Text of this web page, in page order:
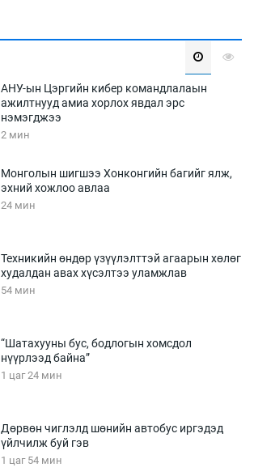
АНУ-ын Цэргийн кибер командлалаын
ажилтнууд амиа хорлох явдал эрс
нэмэгджээ
2 мин
Монголын шигшээ Хонконгийн багийг ялж,
эхний хожлоо авлаа
24 мин
Техникийн өндөр үзүүлэлттэй агаарын хөлөг
худалдан авах хүсэлтээ уламжлав
54 мин
“Шатахууны бус, бодлогын хомсдол
нүүрлээд байна”
1 цаг 24 мин
Дөрвөн чиглэлд шөнийн автобус иргэдэд
үйлчилж буй гэв
1 цаг 54 мин